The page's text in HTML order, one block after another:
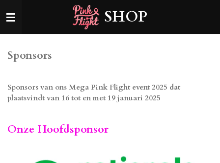
direct
hoofdinhoud
SHOP
Sponsors
Sponsors van ons Mega Pink Flight event 2025 dat
plaatsvindt van 16 tot en met 19 januari 2025
Onze Hoofdsponsor